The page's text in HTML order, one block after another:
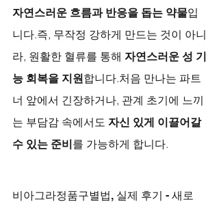
자연스러운 흐름과 반응을 돕는 약물입
니다.즉, 무작정 강하게 만드는 것이 아니
라, 원활한 혈류를 통해 자연스러운 성 기
능 회복을 지원합니다.처음 만나는 파트
너 앞에서 긴장하거나, 관계 초기에 느끼
는 부담감 속에서도 자신 있게 이끌어갈
수 있는 준비를 가능하게 합니다.
비아그라정품구별법, 실제 후기 - 새로